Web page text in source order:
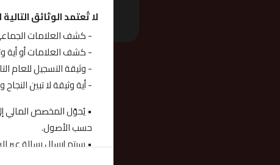
لا تُعتمد الوثائق
- كشف العلامات
- كشف العلامات أو أية
- وثيقة التسجيل للعام
- أية وثيقة لا تبين
• يُحوّل المخصص المالي
حسب الأصول.
• سيتم إرسال رسالة عبر
• سيتم إرسال رسالة عبر